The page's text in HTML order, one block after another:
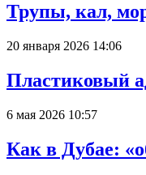
Трупы, кал,
20 января 2026 14:06
Пластиковый
6 мая 2026 10:57
Как в Дубае: